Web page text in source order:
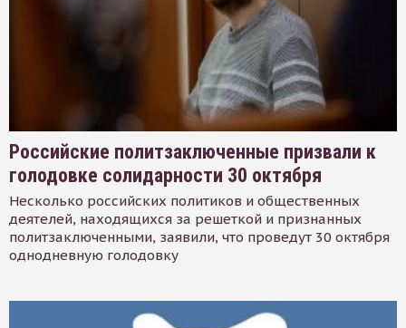
Российские политзаключенные призвали к
голодовке солидарности 30 октября
Несколько российских политиков и общественных
деятелей, находящихся за решеткой и признанных
политзаключенными, заявили, что проведут 30 октября
однодневную голодовку